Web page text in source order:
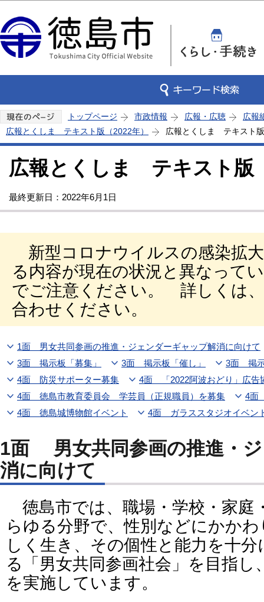
トップページ 市政情報 広報・広聴
広報
広報とくしま テキスト版（2022年）
広報とくしま テキスト
広報とくしま テキスト版
最終更新日：2022年6月1日
新型コロナウイルスの感染拡
る内容が現在の状況と異なって
でご注意ください。 詳しくは
合わせください。
1面 男女共同参画の推進・ジェンダーギャップ解消に向けて
3面 掲示板「募集」
3面 掲示板「催し」
3面 掲示
4面 防災サポーター募集
4面 「2022阿波おどり」広告
4面 徳島市教育委員会 学芸員（正規職員）を募集
4面
4面 徳島城博物館イベント
4面 ガラススタジオイベン
1面 男女共同参画の推進・ジェンダーギャップ解
消に向けて
徳島市では、職場・学校・家庭
らゆる分野で、性別などにかか
しく生き、その個性と能力を十
る「男女共同参画社会」を目指
を実施しています。